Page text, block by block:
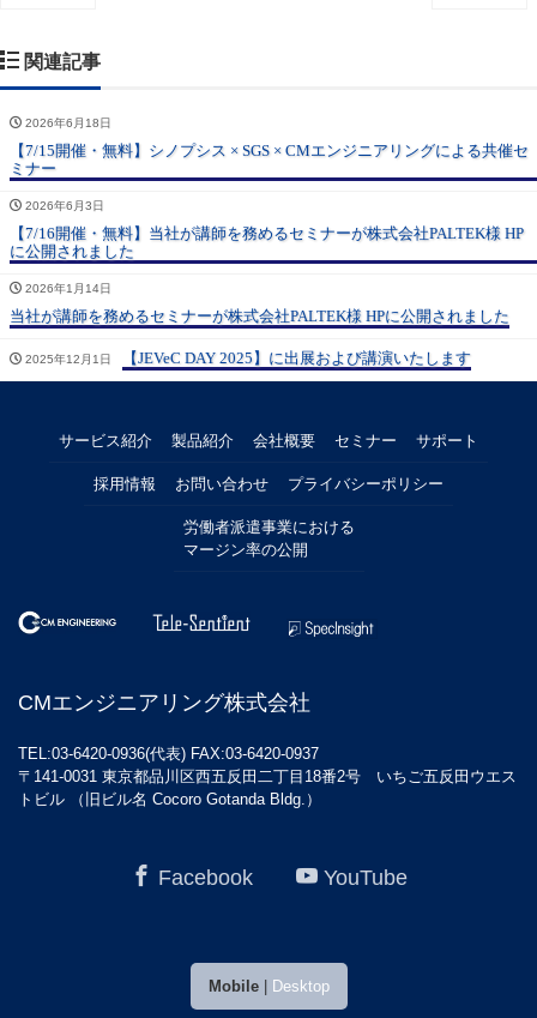
関連記事
2026年6月18日
【7/15開催・無料】シノプシス × SGS × CMエンジニアリングによる共催セ
ミナー
2026年6月3日
【7/16開催・無料】当社が講師を務めるセミナーが株式会社PALTEK様 HP
に公開されました
2026年1月14日
当社が講師を務めるセミナーが株式会社PALTEK様 HPに公開されました
2025年12月1日 【JEVeC DAY 2025】に出展および講演いたします
サービス紹介 製品紹介 会社概要 セミナー サポート
採用情報 お問い合わせ プライバシーポリシー
労働者派遣事業における
マージン率の公開
CMエンジニアリング株式会社
TEL:03-6420-0936(代表) FAX:03-6420-0937
〒141-0031 東京都品川区西五反田二丁目18番2号 いちご五反田ウエス
トビル （旧ビル名 Cocoro Gotanda Bldg.）
Facebook YouTube
Mobile| Desktop